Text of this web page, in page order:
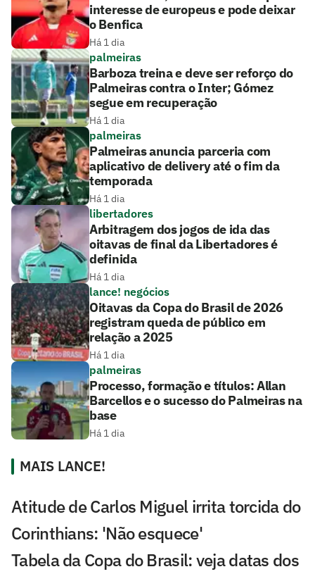
interesse de europeus e pode deixar
o Benfica
Há 1 dia
palmeiras
Barboza treina e deve ser reforço do
Palmeiras contra o Inter; Gómez
segue em recuperação
Há 1 dia
palmeiras
Palmeiras anuncia parceria com
aplicativo de delivery até o fim da
temporada
Há 1 dia
libertadores
Arbitragem dos jogos de ida das
oitavas de final da Libertadores é
definida
Há 1 dia
lance! negócios
Oitavas da Copa do Brasil de 2026
registram queda de público em
relação a 2025
Há 1 dia
palmeiras
Processo, formação e títulos: Allan
Barcellos e o sucesso do Palmeiras na
base
Há 1 dia
MAIS LANCE!
Atitude de Carlos Miguel irrita torcida do
Corinthians: 'Não esquece'
Tabela da Copa do Brasil: veja datas dos